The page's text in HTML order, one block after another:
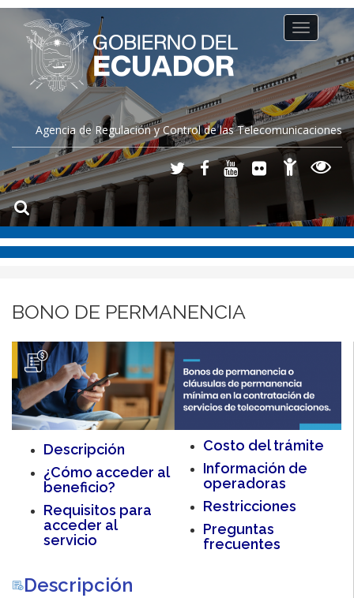
Agencia de Regulación y Control de las Telecomunicaciones
Toggle
navigation
BONO DE PERMANENCIA
Descripción
¿Cómo acceder al
beneficio?
Requisitos para
acceder al
servicio
Costo del trámite
Información de
operadoras
Restricciones
Preguntas
frecuentes
Descripción